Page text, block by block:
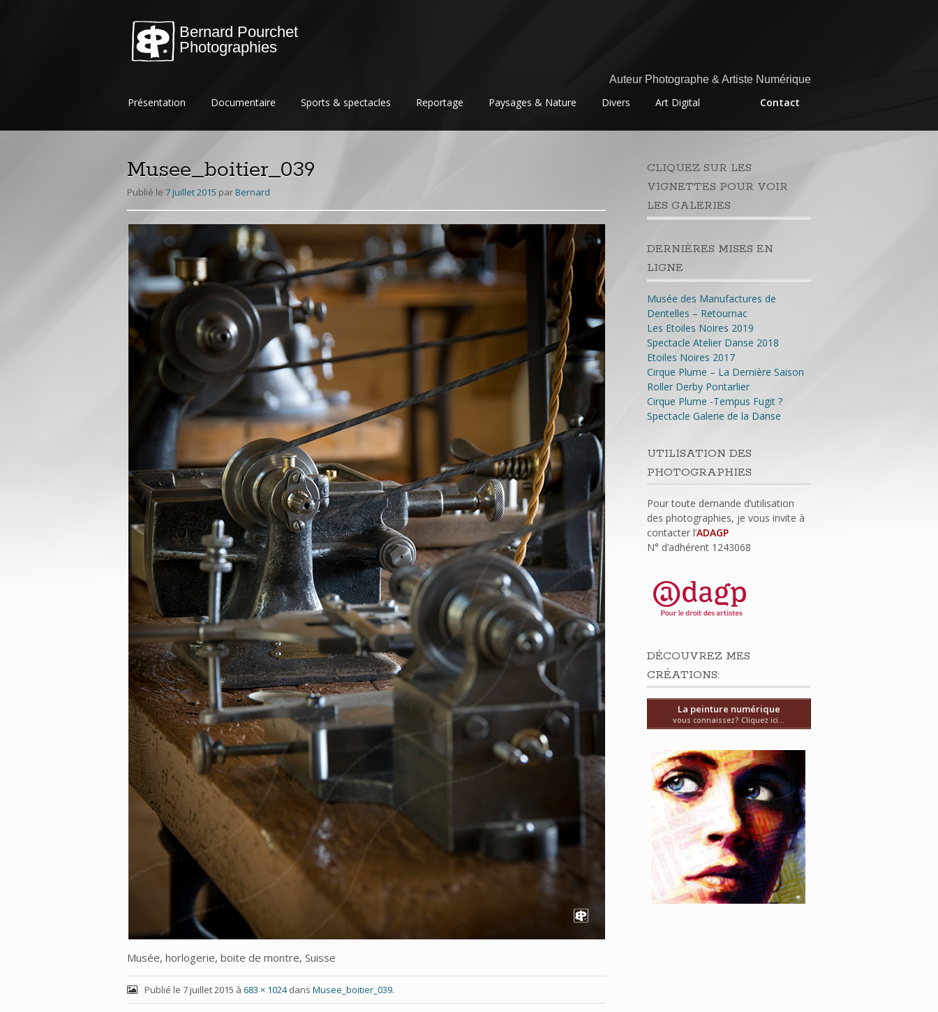
Bernard Pourchet
Photographies
Auteur Photographe & Artiste Numérique
Aller
contenu
Présentation Documentaire Sports & spectacles Reportage Paysages & Nature Divers Art Digital Contact
Musee_boitier_039
Publié le 7 juillet 2015 parBernard
Musée, horlogerie, boite de montre, Suisse
Publié le 7 juillet 2015 à 683 × 1024dans Musee_boitier_039.
CLIQUEZ SUR LES
VIGNETTES POUR VOIR
LES GALERIES
DERNIÈRES MISES EN
LIGNE
Musée des Manufactures de
Dentelles – Retournac
Les Etoiles Noires 2019
Spectacle Atelier Danse 2018
Etoiles Noires 2017
Cirque Plume – La Dernière Saison
Roller Derby Pontarlier
Cirque Plume -Tempus Fugit ?
Spectacle Galerie de la Danse
UTILISATION DES
PHOTOGRAPHIES
Pour toute demande d’utilisation
des photographies, je vous invite à
contacter l’ADAGP
N° d’adhérent 1243068
DÉCOUVREZ MES
CRÉATIONS:
La peinture numérique
vous connaissez? Cliquez ici...